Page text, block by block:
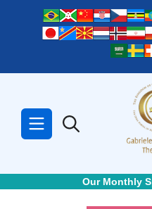
Our Monthly